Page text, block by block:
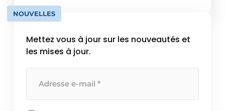
numérisation et […]
NOUVELLES
Mettez vous à jour sur les nouveautés et
les mises à jour.